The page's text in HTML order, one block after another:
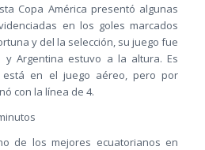
Copa América presentó algunas
en los goles marcados
y del la selección, su juego fue
y Argentina estuvo a la altura. Es
en el juego aéreo, pero por
con la línea de 4.
de los mejores ecuatorianos en